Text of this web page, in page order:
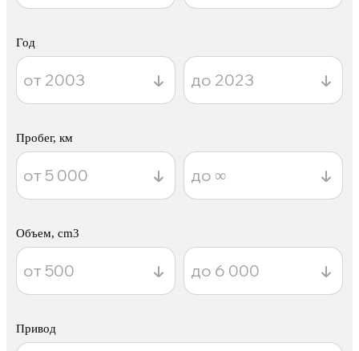
Год
Пробег, км
Объем, cm3
Привод